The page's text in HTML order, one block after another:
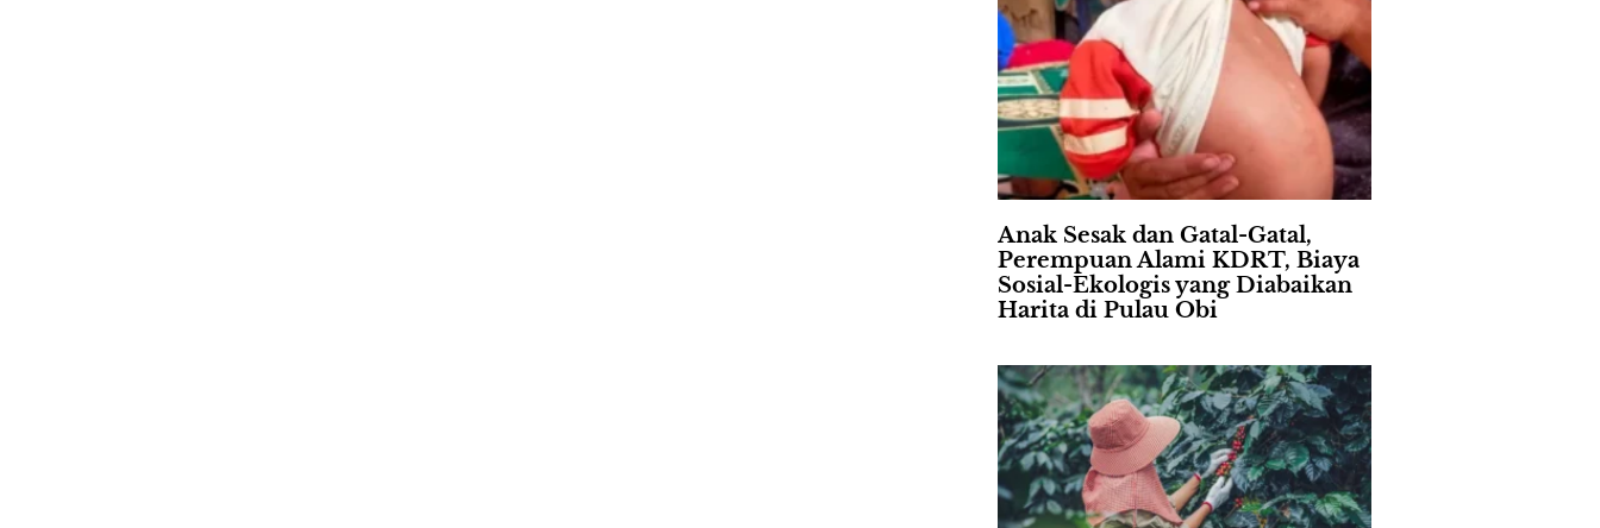
Anak Sesak dan Gatal-Gatal,
Perempuan Alami KDRT, Biaya
Sosial-Ekologis yang Diabaikan
Harita di Pulau Obi